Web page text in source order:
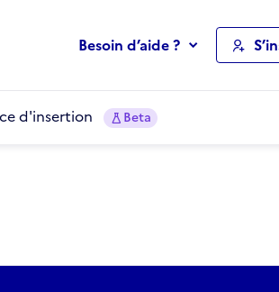
Besoin d’aide ?
d'insertion Beta